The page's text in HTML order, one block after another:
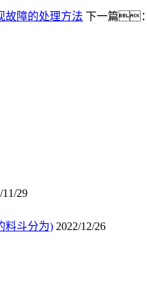
故障的处理方法 下一篇：
11/29
料斗分为) 2022/12/26